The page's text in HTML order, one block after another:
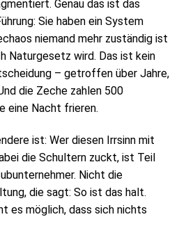
Genau das ist das
Sie haben ein System
niemand mehr zuständig ist
Naturgesetz wird. Das ist kein
– getroffen über Jahre,
die Zeche zahlen 500
eine Nacht frieren.
ist: Wer diesen Irrsinn mit
die Schultern zuckt, ist Teil
Nicht die
die sagt: So ist das halt.
es möglich, dass sich nichts